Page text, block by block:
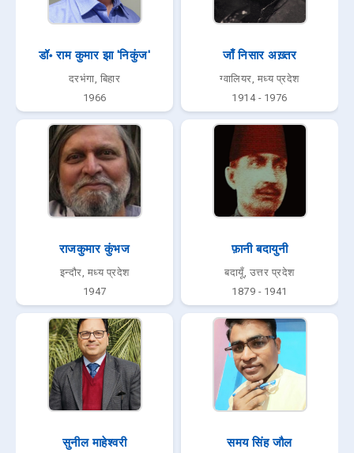
डॉ॰ राम कुमार झा 'निकुंज'
दरभंगा, बिहार
1966
जाँ निसार अख़्तर
ग्वालियर, मध्य प्रदेश
1914 - 1976
राजकुमार कुंभज
इन्दौर, मध्य प्रदेश
1947
फ़ानी बदायुनी
बदायूँ, उत्तर प्रदेश
1879 - 1941
सुनील माहेश्वरी समय सिंह जौल